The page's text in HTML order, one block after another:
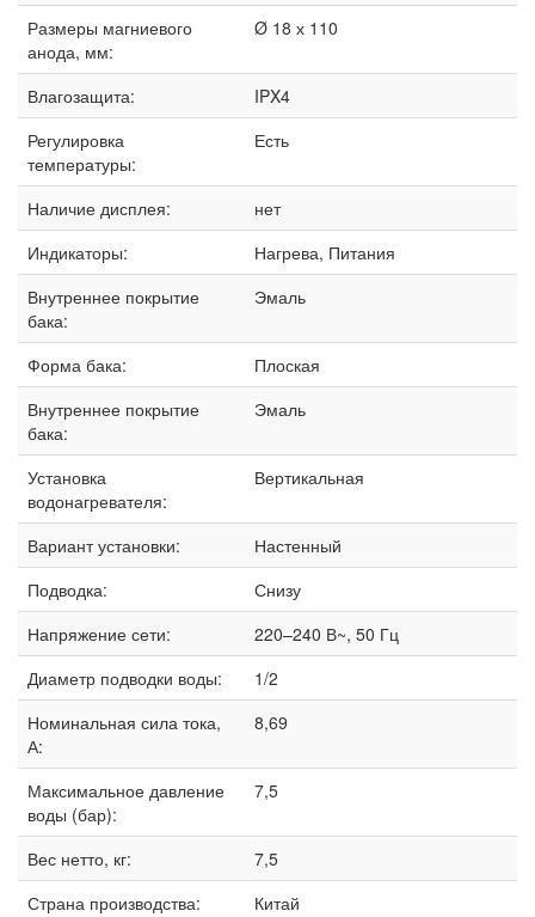
Размеры магниевого
анода, мм:
Ø 18 х 110
Влагозащита:
IPX4
Регулировка
температуры:
Есть
Наличие дисплея:
нет
Индикаторы:
Нагрева, Питания
Внутреннее покрытие
бака:
Эмаль
Форма бака:
Плоская
Внутреннее покрытие
бака:
Эмаль
Установка
водонагревателя:
Вертикальная
Вариант установки:
Настенный
Подводка:
Снизу
Напряжение сети:
220–240 В~, 50 Гц
Диаметр подводки воды:
1/2
Номинальная сила тока,
А:
8,69
Максимальное давление
воды (бар):
7,5
Вес нетто, кг:
7,5
Страна производства:
Китай